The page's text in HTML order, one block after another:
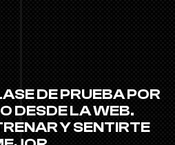
DE PRUEBA POR
DESDE LA WEB.
Y SENTIRTE